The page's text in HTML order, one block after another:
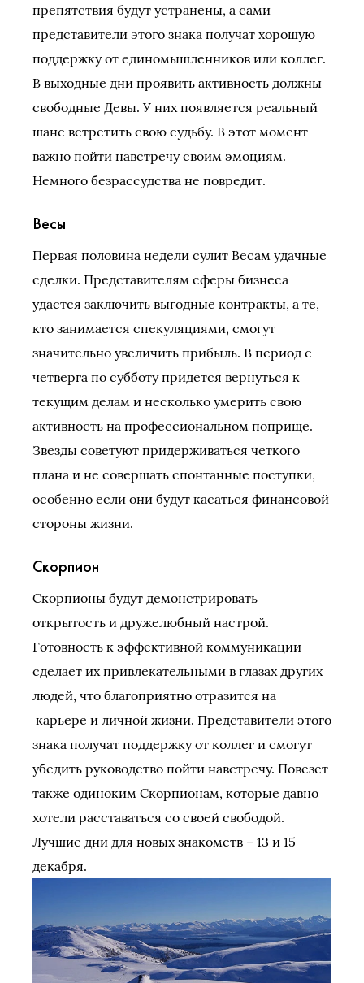
препятствия будут устранены, а сами
представители этого знака получат хорошую
поддержку от единомышленников или коллег.
В выходные дни проявить активность должны
свободные Девы. У них появляется реальный
шанс встретить свою судьбу. В этот момент
важно пойти навстречу своим эмоциям.
Немного безрассудства не повредит.
Весы
Первая половина недели сулит Весам удачные
сделки. Представителям сферы бизнеса
удастся заключить выгодные контракты, а те,
кто занимается спекуляциями, смогут
значительно увеличить прибыль. В период с
четверга по субботу придется вернуться к
текущим делам и несколько умерить свою
активность на профессиональном поприще.
Звезды советуют придерживаться четкого
плана и не совершать спонтанные поступки,
особенно если они будут касаться финансовой
стороны жизни.
Скорпион
Скорпионы будут демонстрировать
открытость и дружелюбный настрой.
Готовность к эффективной коммуникации
сделает их привлекательными в глазах других
людей, что благоприятно отразится на
карьере и личной жизни. Представители этого
знака получат поддержку от коллег и смогут
убедить руководство пойти навстречу. Повезет
также одиноким Скорпионам, которые давно
хотели расставаться со своей свободой.
Лучшие дни для новых знакомств – 13 и 15
декабря.